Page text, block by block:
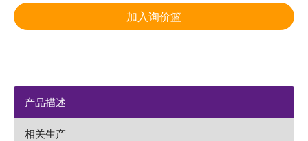
加入询价篮
产品描述
相关生产